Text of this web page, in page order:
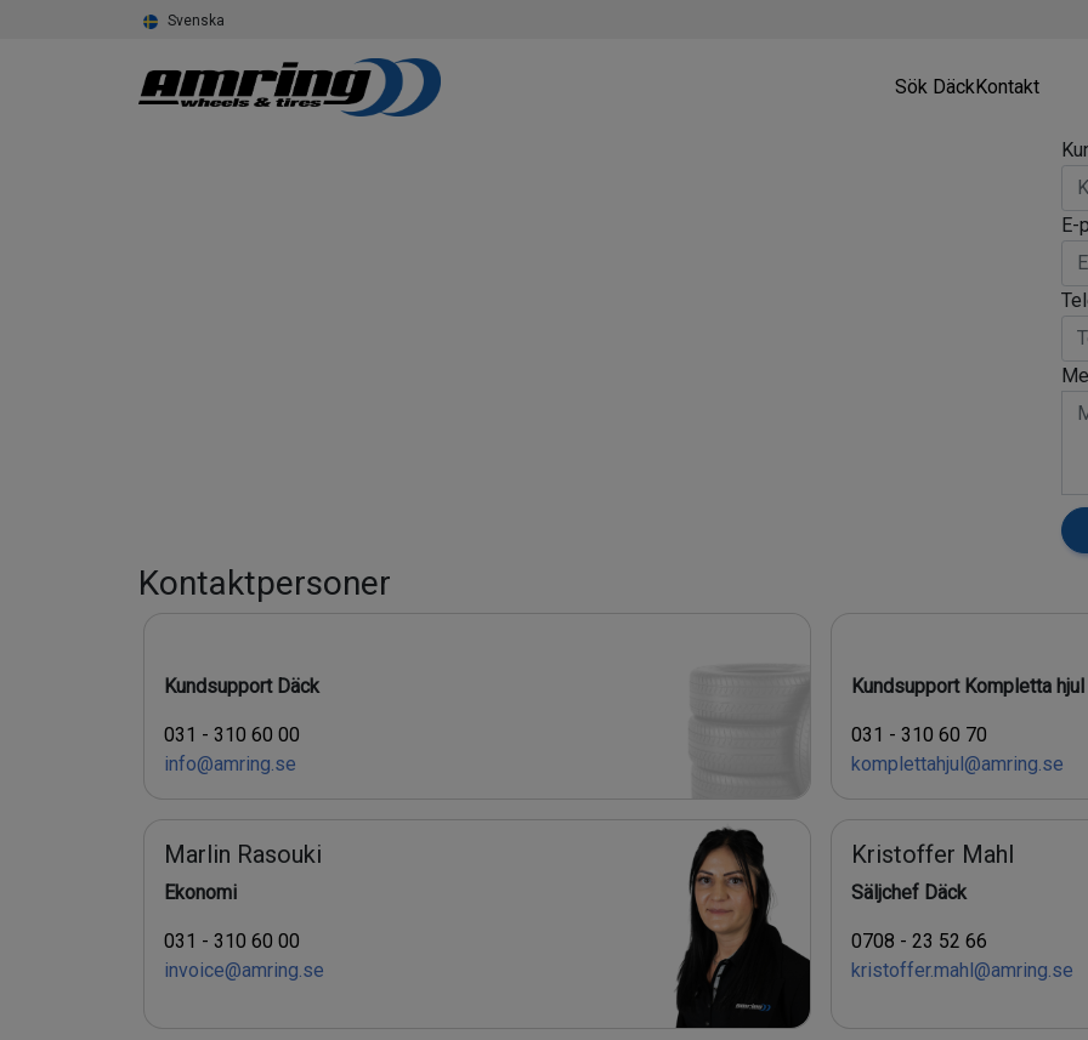
Svenska
Sök DäckKontakt
E-
Kontaktpersoner
Kundsupport Däck
031 - 310 60 00
info@amring.se
Kundsupport Kompletta hjul
031 - 310 60 70
komplettahjul@amring.se
Marlin Rasouki
Ekonomi
031 - 310 60 00
invoice@amring.se
Kristoffer Mahl
Säljchef Däck
0708 - 23 52 66
kristoffer.mahl@amring.se